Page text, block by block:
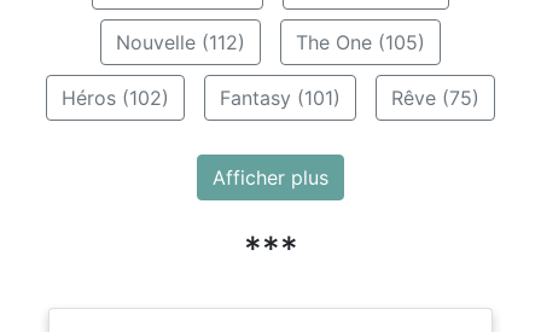
Nouvelle (112) The One (105)
Héros (102) Fantasy (101) Rêve (75)
Afficher plus
***